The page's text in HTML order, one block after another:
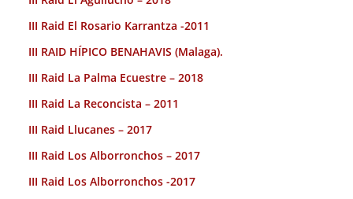
III Raid El Rosario Karrantza -2011
III RAID HÍPICO BENAHAVIS (Malaga).
III Raid La Palma Ecuestre – 2018
III Raid La Reconcista – 2011
III Raid Llucanes – 2017
III Raid Los Alborronchos – 2017
III Raid Los Alborronchos -2017